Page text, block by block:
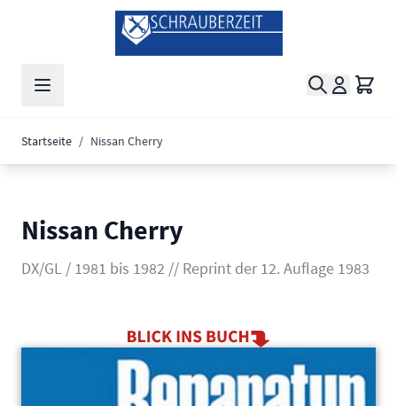
Zum Inhalt springen
Suche
Startseite / Nissan Cherry
Nissan Cherry
DX/GL / 1981 bis 1982 // Reprint der 12. Auflage 1983
Click to view image in fullscreen